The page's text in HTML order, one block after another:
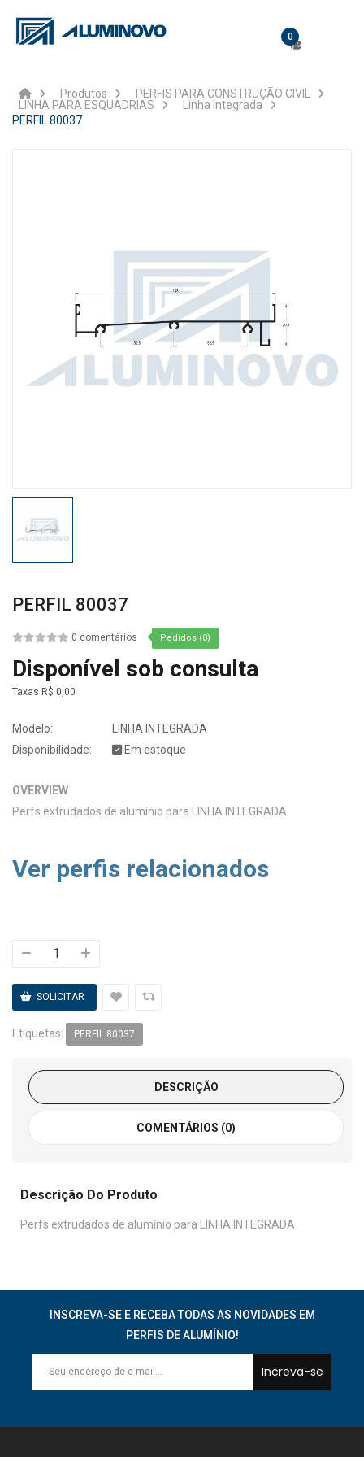
0
Produtos
PERFIS PARA CONSTRUÇÃO CIVIL
LINHA PARA ESQUADRIAS
Linha Integrada
PERFIL 80037
PERFIL 80037
0 comentários Pedidos (0)
Disponível sob consulta
Taxas R$ 0,00
Modelo:
LINHA INTEGRADA
Disponibilidade:
Em estoque
OVERVIEW
Perfs extrudados de alumínio para LINHA INTEGRADA
Ver perfis relacionados
Etiquetas: PERFIL 80037
DESCRIÇÃO
COMENTÁRIOS (0)
Descrição Do Produto
Perfs extrudados de alumínio para LINHA INTEGRADA
INSCREVA-SE E RECEBA TODAS AS NOVIDADES EM
PERFIS DE ALUMÍNIO!
Increva-se